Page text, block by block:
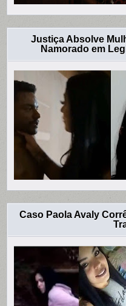
Justiça Absolve
Namorado em
Caso Paola Avaly